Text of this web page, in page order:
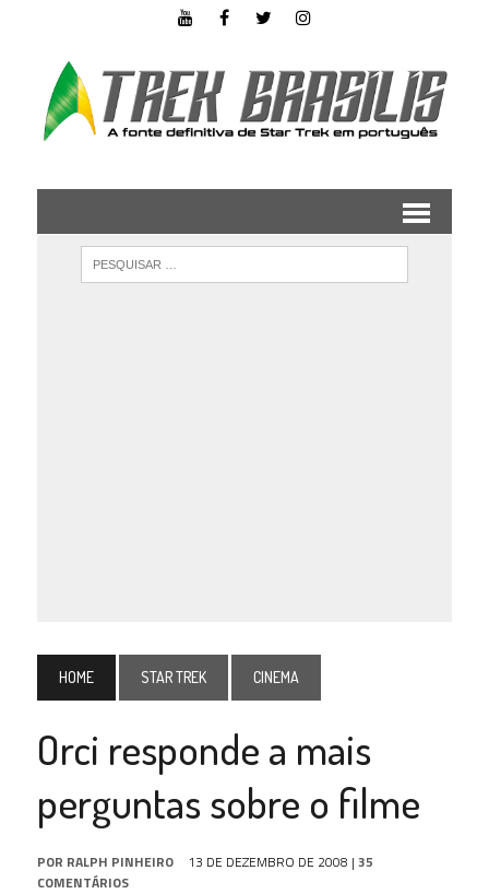
HOME STAR TREK CINEMA
Orci responde a mais
perguntas sobre o filme
POR RALPH PINHEIRO 13 DE DEZEMBRO DE 2008 | 35
COMENTÁRIOS